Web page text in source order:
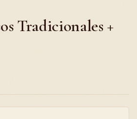
Tradicionales +